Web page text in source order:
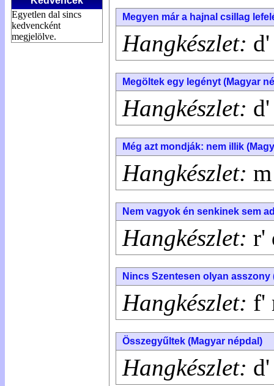
Egyetlen dal sincs
kedvencként
megjelölve.
Megyen már a hajnal csillag
Hangkészlet:
Megöltek egy legényt (Magyar
Hangkészlet:
Még azt mondják: nem illik
Hangkészlet:
Nem vagyok én senkinek sem
Hangkészlet: r'
Nincs Szentesen olyan asszony
Hangkészlet: f'
Összegyűltek (Magyar népdal)
Hangkészlet: